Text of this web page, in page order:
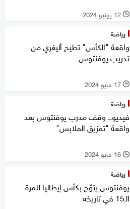
l 12 يونيو 2024
رياضة
واقعة "الكأس" تطيح أليغري من
تدريب يوفنتوس
l 17 مايو 2024
رياضة
فيديو.. وقف مدرب يوفنتوس بعد
واقعة "تمزيق الملابس"
l 16 مايو 2024
رياضة
يوفنتوس يتوّج بكأس إيطاليا للمرة
الـ15 في تاريخه